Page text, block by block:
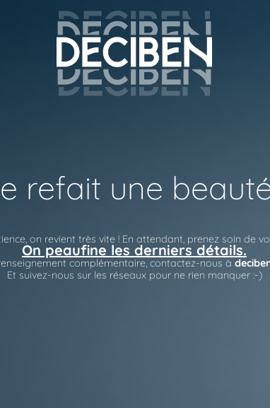
refait une
on revient très vite ! En attendant, prenez soin de
On peaufine les derniers détails.
complémentaire, contactez-nous à
Et suivez-nous sur les réseaux pour ne rien manquer :-)